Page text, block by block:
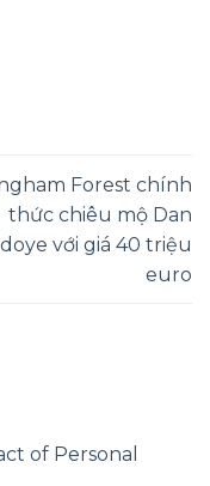
Forest chính
thức chiêu mộ Dan
với giá 40 triệu
euro
of Personal